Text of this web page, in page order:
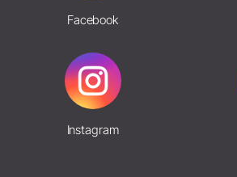
Facebook
Instagram